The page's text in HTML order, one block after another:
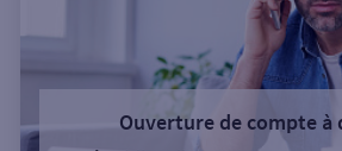
Ouverture de compte à